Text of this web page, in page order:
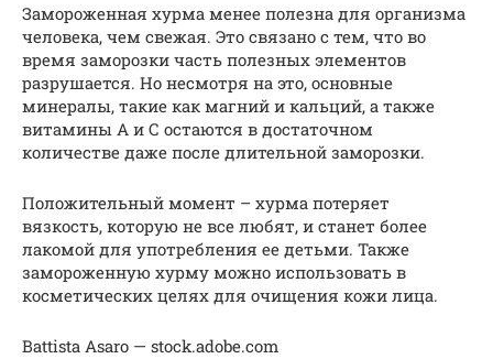
Замороженная хурма менее полезна для организма
человека, чем свежая. Это связано с тем, что во
время заморозки часть полезных элементов
разрушается. Но несмотря на это, основные
минералы, такие как магний и кальций, а также
витамины А и С остаются в достаточном
количестве даже после длительной заморозки.
Положительный момент – хурма потеряет
вязкость, которую не все любят, и станет более
лакомой для употребления ее детьми. Также
замороженную хурму можно использовать в
косметических целях для очищения кожи лица.
Battista Asaro — stock.adobe.com